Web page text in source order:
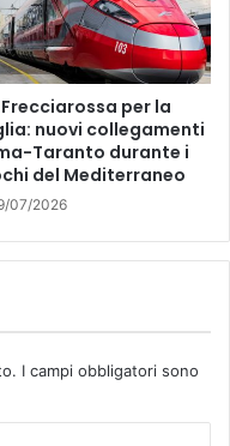
Frecciarossa per la
nuovi collegamenti
Taranto durante i
del Mediterraneo
07/2026
I campi obbligatori sono